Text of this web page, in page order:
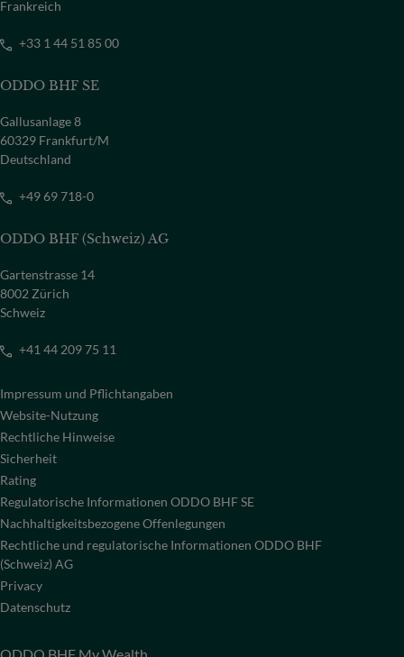
Frankreich
+33 1 44 51 85 00
ODDO BHF SE
Gallusanlage 8
60329 Frankfurt/M
Deutschland
+49 69 718-0
ODDO BHF (Schweiz) AG
Gartenstrasse 14
8002 Zürich
Schweiz
+41 44 209 75 11
Impressum und Pflichtangaben
Website-Nutzung
Rechtliche Hinweise
Sicherheit
Rating
Regulatorische Informationen ODDO BHF SE
Nachhaltigkeitsbezogene Offenlegungen
Rechtliche und regulatorische Informationen ODDO BHF
(Schweiz) AG
Privacy
Datenschutz